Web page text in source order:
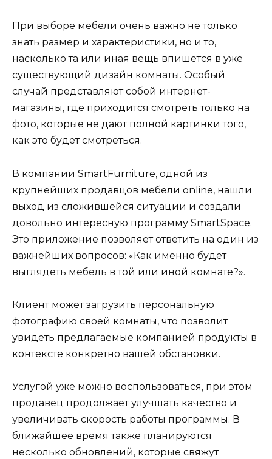
При выборе мебели очень важно не только
знать размер и характеристики, но и то,
насколько та или иная вещь впишется в уже
существующий дизайн комнаты. Особый
случай представляют собой интернет-
магазины, где приходится смотреть только на
фото, которые не дают полной картинки того,
как это будет смотреться.
В компании SmartFurniture, одной из
крупнейших продавцов мебели online, нашли
выход из сложившейся ситуации и создали
довольно интересную программу SmartSpace.
Это приложение позволяет ответить на один из
важнейших вопросов: «Как именно будет
выглядеть мебель в той или иной комнате?».
Клиент может загрузить персональную
фотографию своей комнаты, что позволит
увидеть предлагаемые компанией продукты в
контексте конкретно вашей обстановки.
Услугой уже можно воспользоваться, при этом
продавец продолжает улучшать качество и
увеличивать скорость работы программы. В
ближайшее время также планируются
несколько обновлений, которые свяжут